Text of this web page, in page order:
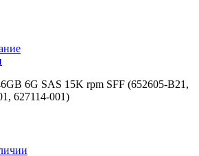
6G SAS 15K rpm SFF (652605-B21,
627114-001)